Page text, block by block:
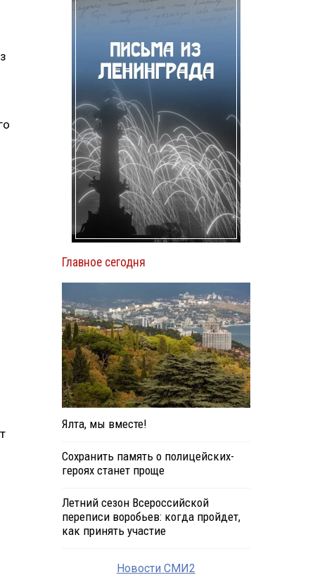
Главное сегодня
Ялта, мы вместе!
Сохранить память о полицейских-
героях станет проще
Летний сезон Всероссийской
переписи воробьев: когда пройдет,
как принять участие
Новости СМИ2